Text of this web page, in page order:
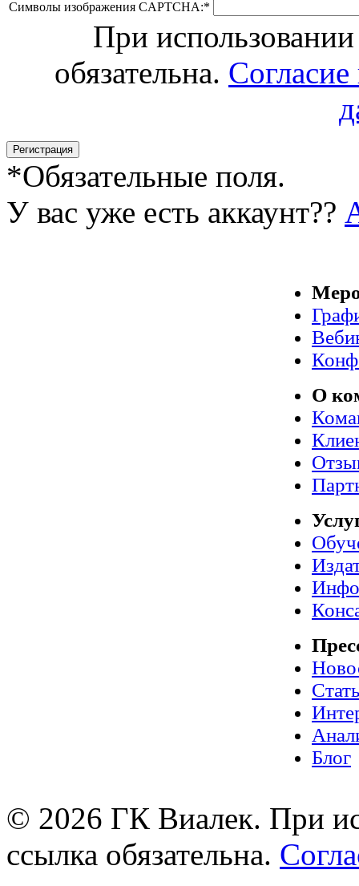
Символы изображения CAPTCHA:*
При
обязательна.
*Обязательные поля.
У вас уже есть аккаунт??
О
Блог
© 2026 ГК Виалек. При
ссылка обязательна.